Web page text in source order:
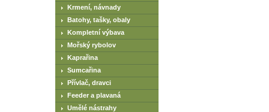
Krmení, návnady
Batohy, tašky, obaly
Kompletní výbava
Mořský rybolov
Kaprařina
Sumcařina
Přívlač, dravci
Feeder a plavaná
Umělé nástrahy